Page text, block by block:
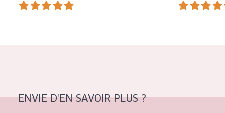
COLLECTION
ENVIE D'EN SAVOIR PLUS ?